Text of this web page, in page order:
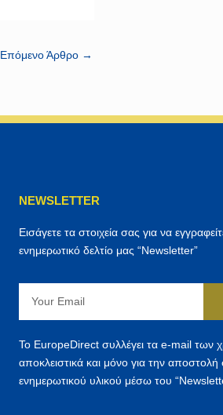
Επόμενο Άρθρο →
NEWSLETTER
Εισάγετε τα στοιχεία σας για να
ενημερωτικό δελτίο μας “Newsletter”
Το EuropeDirect συλλέγει τα e-mail των
αποκλειστικά και μόνο για την αποστολή
ενημερωτικού υλικού μέσω του